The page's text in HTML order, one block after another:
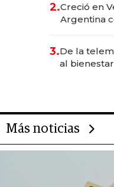
2.Creció en
Argentina
las marcas
3.De la
al
Más noticias